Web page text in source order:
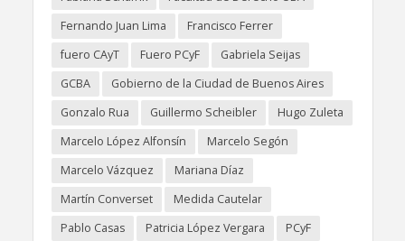
Fernando Juan Lima
Francisco Ferrer
fuero CAyT
Fuero PCyF
Gabriela Seijas
GCBA
Gobierno de la Ciudad de Buenos Aires
Gonzalo Rua
Guillermo Scheibler
Hugo Zuleta
Marcelo López Alfonsín
Marcelo Segón
Marcelo Vázquez
Mariana Díaz
Martín Converset
Medida Cautelar
Pablo Casas
Patricia López Vergara
PCyF